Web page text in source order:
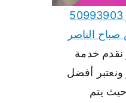
تنظيف منازل صباح الناصر 50993903
الناصر
نقدم خدمة
أفضل
يتم